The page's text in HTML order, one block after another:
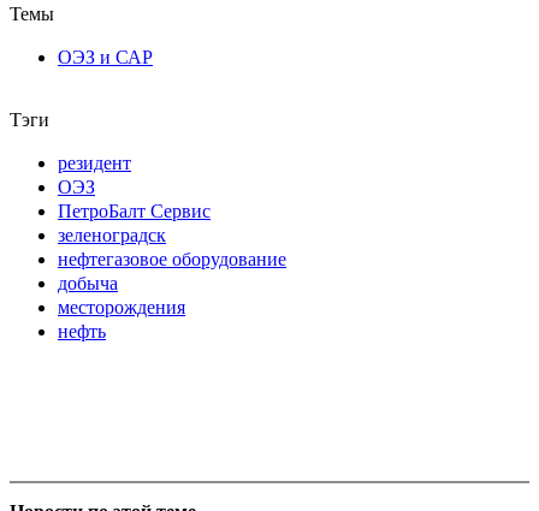
Темы
ОЭЗ и САР
Тэги
резидент
ОЭЗ
ПетроБалт Сервис
зеленоградск
нефтегазовое оборудование
добыча
месторождения
нефть